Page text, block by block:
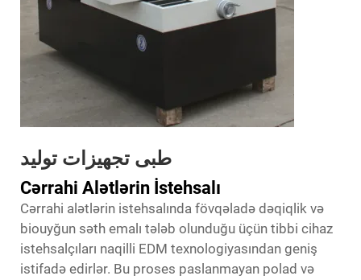
طبی تجهیزات تولید
Cərrahi Alətlərin İstehsalı
Cərrahi alətlərin istehsalında fövqəladə dəqiqlik və
biouyğun səth emalı tələb olunduğu üçün tibbi cihaz
istehsalçıları naqilli EDM texnologiyasından geniş
istifadə edirlər. Bu proses paslanmayan polad və